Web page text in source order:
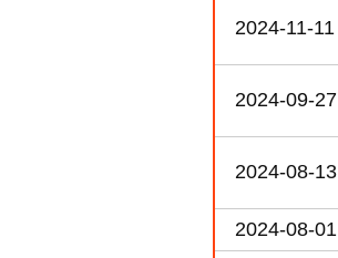
2024-11-11
2024-09-27
2024-08-13
2024-08-01